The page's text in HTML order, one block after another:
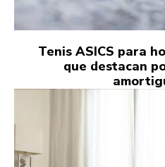
Tenis ASICS para
que destacan